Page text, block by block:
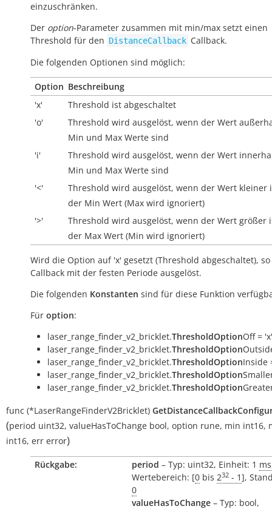
einzuschränken.
Der option-Parameter zusammen mit min/max setzt einen
Threshold für den DistanceCallback Callback.
Die folgenden Optionen sind möglich:
Option Beschreibung
'x'
Threshold ist abgeschaltet
'o'
Threshold wird ausgelöst, wenn der Wert
Min und Max Werte sind
'i'
Threshold wird ausgelöst, wenn der Wert
Min und Max Werte sind
'<'
Threshold wird ausgelöst, wenn der Wert kleiner
der Min Wert (Max wird ignoriert)
'>'
Threshold wird ausgelöst, wenn der Wert größer
der Max Wert (Min wird ignoriert)
Wird die Option auf 'x' gesetzt (Threshold abgeschaltet),
Callback mit der festen Periode ausgelöst.
Die folgenden Konstanten sind für diese Funktion
Für option:
laser_range_finder_v2_bricklet.ThresholdOptionOff = 'x'
laser_range_finder_v2_bricklet.ThresholdOption
laser_range_finder_v2_bricklet.ThresholdOptionInside
laser_range_finder_v2_bricklet.ThresholdOption
laser_range_finder_v2_bricklet.ThresholdOption
func (*LaserRangeFinderV2Bricklet)
(period uint32, valueHasToChange bool, option rune, min int16,
int16, err error)
Rückgabe: period – Typ: uint32, Einheit: 1 ms
Wertebereich: [0 bis 232 - 1],
0
valueHasToChange – Typ: bool,